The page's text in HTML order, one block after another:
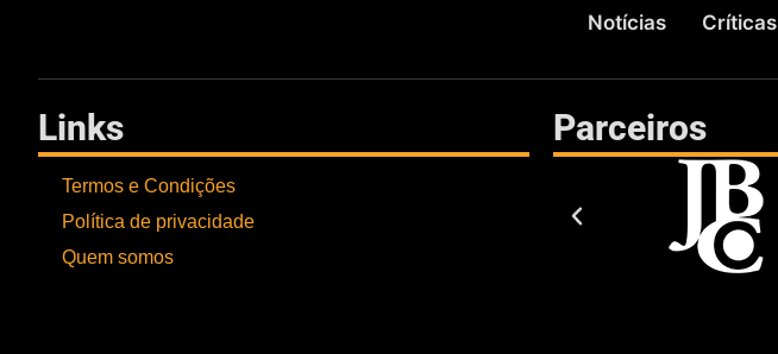
Notícias Críticas
Links
Termos e Condições
Política de privacidade
Quem somos
Parceiros